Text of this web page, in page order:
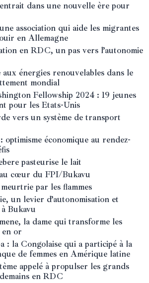
dans une nouvelle ère pour
association qui aide les migrantes
en Allemagne
en RDC, un pas vers l’autonomie
énergies renouvelables dans le
mondial
Fellowship 2024 : 19 jeunes
pour les Etats-Unis
vers un système de transport
optimisme économique au rendez-
pasteurise le lait
cœur du FPI/Bukavu
par les flammes
un levier d’autonomisation et
Bukavu
la dame qui transforme les
en or
: la Congolaise qui a participé à la
de femmes en Amérique latine
appelé à propulser les grands
en RDC